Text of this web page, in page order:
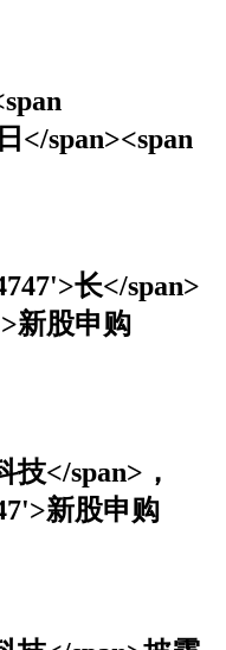
</span><span
长</span>
新股申购
</span>，
新股申购